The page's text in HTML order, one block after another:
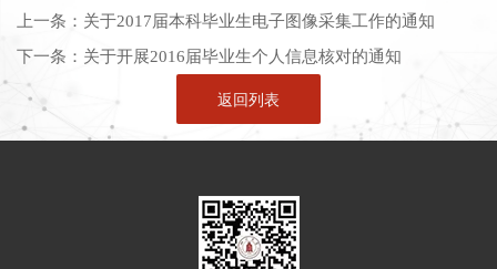
上一条： 关于2017届本科毕业生电子图像采集工作的通知
下一条： 关于开展2016届毕业生个人信息核对的通知
返回列表